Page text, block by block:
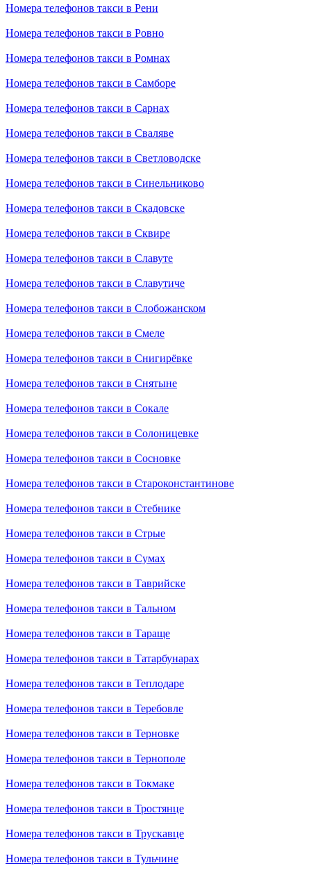
Номера телефонов такси в Рени
Номера телефонов такси в Ровно
Номера телефонов такси в Ромнах
Номера телефонов такси в Самборе
Номера телефонов такси в Сарнах
Номера телефонов такси в Сваляве
Номера телефонов такси в Светловодске
Номера телефонов такси в Синельниково
Номера телефонов такси в Скадовске
Номера телефонов такси в Сквире
Номера телефонов такси в Славуте
Номера телефонов такси в Славутиче
Номера телефонов такси в Слобожанском
Номера телефонов такси в Смеле
Номера телефонов такси в Снигирёвке
Номера телефонов такси в Снятыне
Номера телефонов такси в Сокале
Номера телефонов такси в Солоницевке
Номера телефонов такси в Сосновке
Номера телефонов такси в Староконстантинове
Номера телефонов такси в Стебнике
Номера телефонов такси в Стрые
Номера телефонов такси в Сумах
Номера телефонов такси в Таврийске
Номера телефонов такси в Тальном
Номера телефонов такси в Тараще
Номера телефонов такси в Татарбунарах
Номера телефонов такси в Теплодаре
Номера телефонов такси в Теребовле
Номера телефонов такси в Терновке
Номера телефонов такси в Тернополе
Номера телефонов такси в Токмаке
Номера телефонов такси в Тростянце
Номера телефонов такси в Трускавце
Номера телефонов такси в Тульчине